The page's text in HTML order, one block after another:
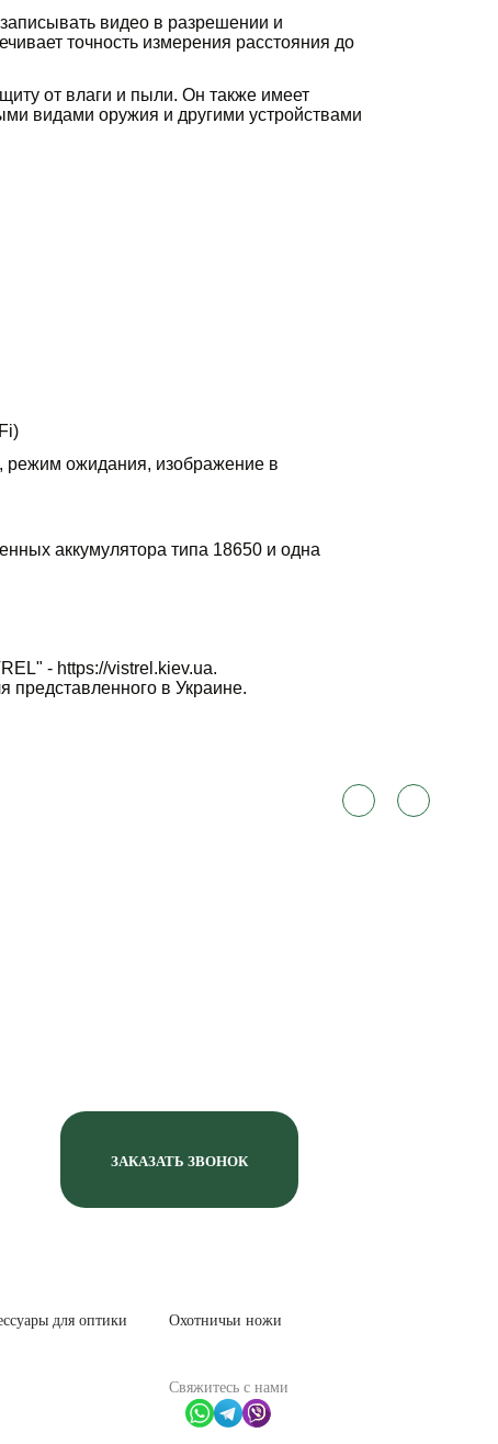
видео в разрешении и
точность измерения расстояния до
от влаги и пыли. Он также имеет
видами оружия и другими устройствами
режим ожидания, изображение в
аккумулятора типа 18650 и одна
- https://vistrel.kiev.ua.
в Украине.
ЗАКАЗАТЬ ЗВОНОК
для оптики Охотничьи ножи
Свяжитесь с нами